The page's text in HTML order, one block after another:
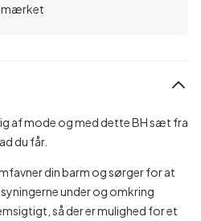
mærket
af mode og med dette BH sæt fra
du får.
din barm og sørger for at
under og omkring
så der er mulighed for et